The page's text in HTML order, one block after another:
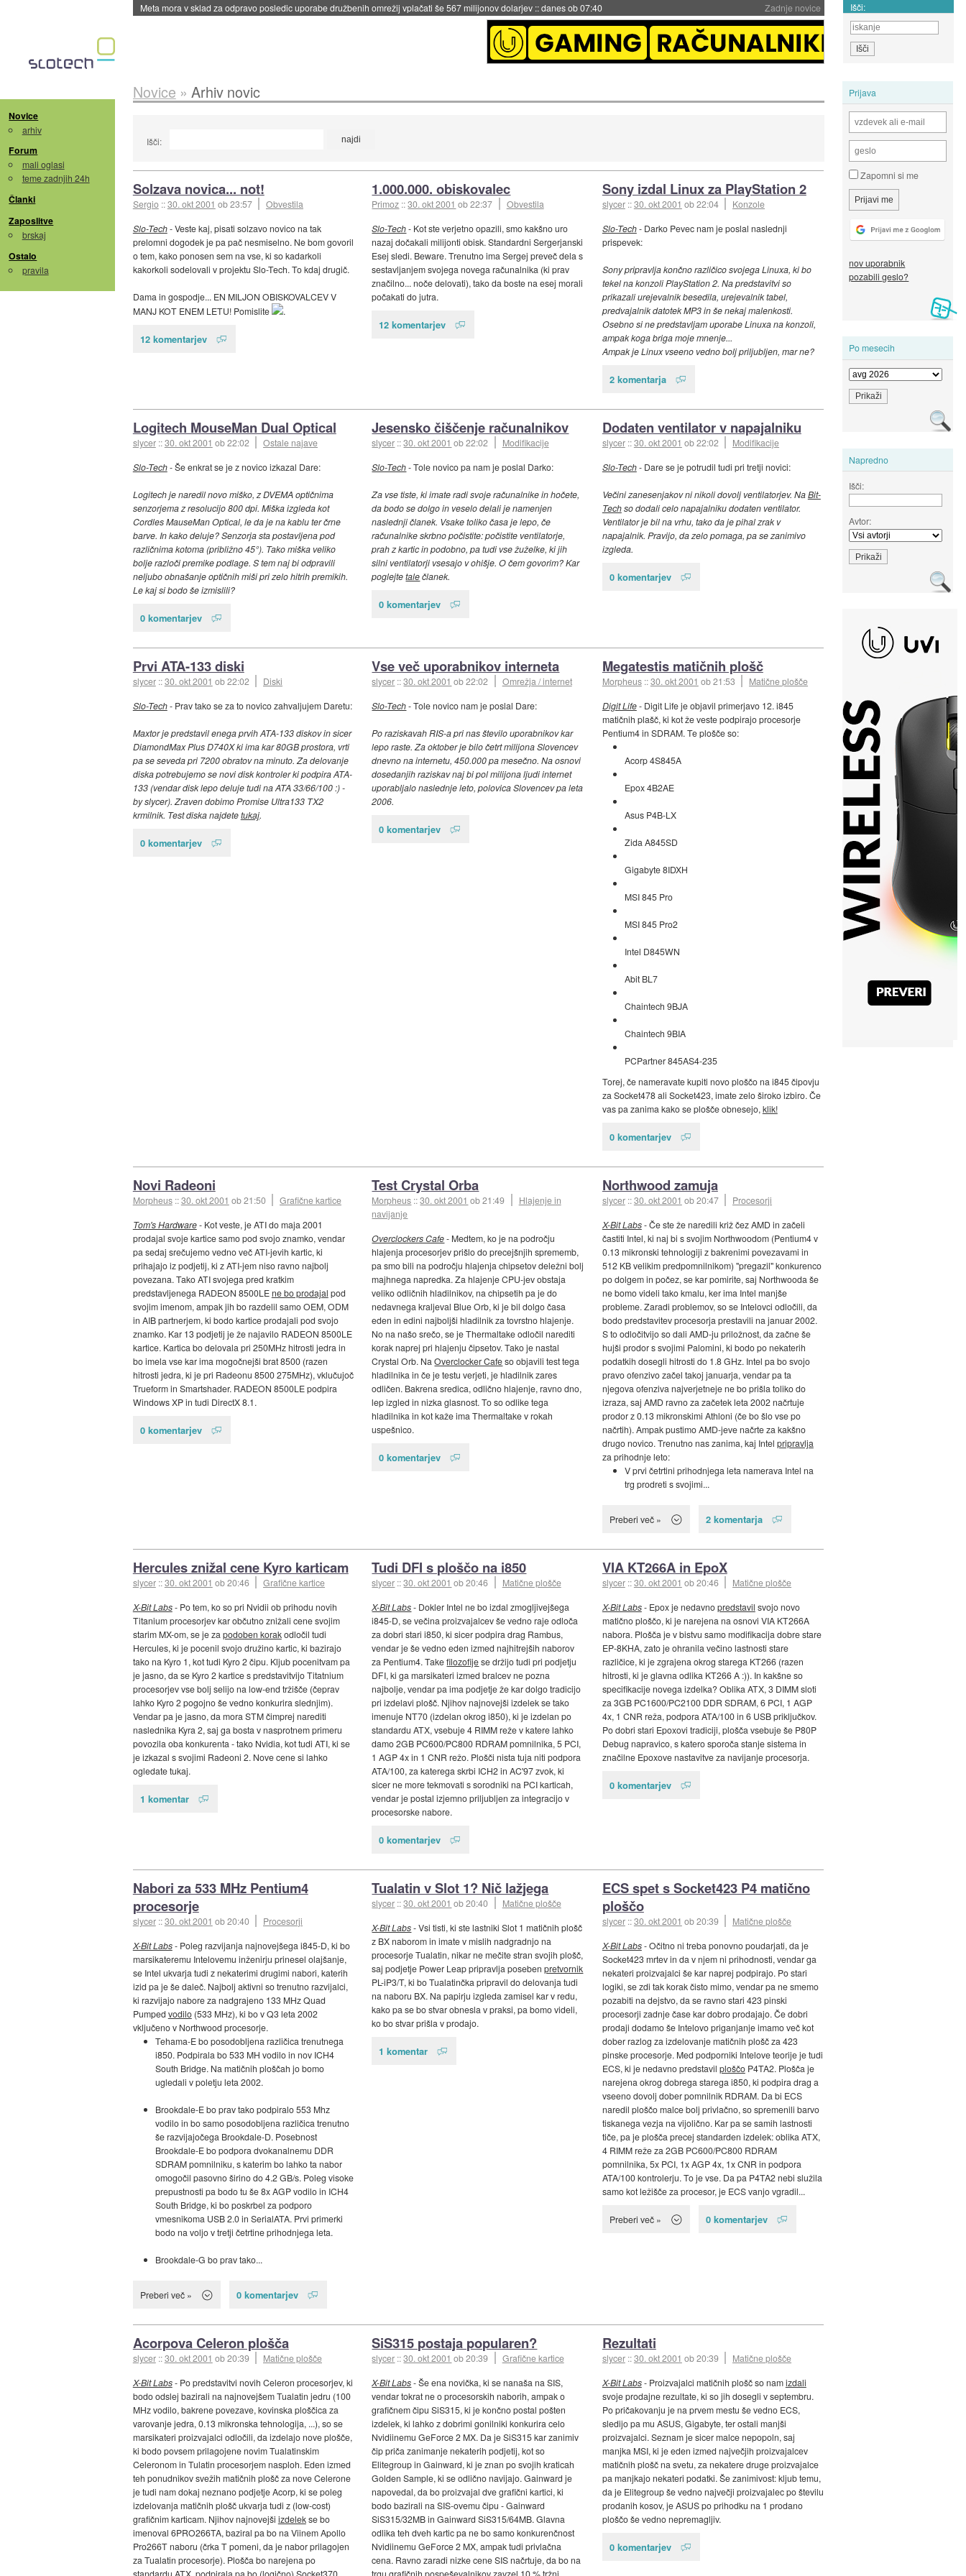
Zadnje novice
Meta mora v sklad za odpravo posledic uporabe družbenih omrežij vplačati še 567 milijonov dolarjev ::danes ob 07:40 Išči:
Novice
arhiv
Forum
mali oglasi
teme zadnjih 24h
Članki
Zaposlitve
brskaj
Ostalo
pravila
Prijava
Zapomni si me
nov uporabnik
pozabili geslo?
Po mesecih
Napredno
Išči:
Avtor:
Novice » Arhiv novic
Išči:
Solzava novica... not!
Sergio ::30. okt 2001 ob 23:57
Obvestila
Slo-Tech- Veste kaj, pisati solzavo novico na tak
prelomni dogodek je pa pač nesmiselno. Ne bom govoril
o tem, kako ponosen sem na vse, ki so kadarkoli
kakorkoli sodelovali v projektu Slo-Tech. To kdaj drugič.
Dama in gospodje... EN MILJON OBISKOVALCEV V
MANJ KOT ENEM LETU! Pomislite
.
12 komentarjev
1.000.000. obiskovalec
Primoz ::30. okt 2001 ob 22:37
Obvestila
Slo-Tech- Kot ste verjetno opazili, smo kakšno uro
nazaj dočakali milijonti obisk. Standardni Sergerjanski
Esej sledi. Beware. Trenutno ima Sergej preveč dela s
sestavljanjem svojega novega računalnika (ki prav
značilno... noče delovati), tako da boste na esej morali
počakati do jutra.
12 komentarjev
Sony izdal Linux za PlayStation 2
slycer ::30. okt 2001 ob 22:04
Konzole
Slo-Tech- Darko Pevec nam je poslal naslednji
prispevek:
Sony pripravlja končno različico svojega Linuxa, ki bo
tekel na konzoli PlayStation 2. Na predstavitvi so
prikazali urejevalnik besedila, urejevalnik tabel,
predvajalnik datotek MP3 in še nekaj malenkosti.
Osebno si ne predstavljam uporabe Linuxa na konzoli,
ampak koga briga moje mnenje...
Ampak je Linux vseeno vedno bolj priljubljen, mar ne?
2 komentarja
Logitech MouseMan Dual Optical
slycer ::30. okt 2001 ob 22:02
Ostale najave
Slo-Tech- Še enkrat se je z novico izkazal Dare:
Logitech je naredil novo miško, z DVEMA optičnima
senzorjema z resolucijo 800 dpi. Miška izgleda kot
Cordles MauseMan Optical, le da je na kablu ter črne
barve. In kako deluje? Senzorja sta postavljena pod
različnima kotoma (približno 45°). Tako miška veliko
bolje razloči premike podlage. S tem naj bi odpravili
neljubo obnašanje optičnih miši pri zelo hitrih premikih.
Le kaj si bodo še izmislili?
0 komentarjev
Jesensko čiščenje računalnikov
slycer ::30. okt 2001 ob 22:02
Modifikacije
Slo-Tech- Tole novico pa nam je poslal Darko:
Za vse tiste, ki imate radi svoje računalnike in hočete,
da bodo se dolgo in veselo delali je namenjen
naslednji članek. Vsake toliko časa je lepo, če
računalnike skrbno počistite: počistite ventilatorje,
prah z kartic in podobno, pa tudi vse žuželke, ki jih
silni ventilatorji vsesajo v ohišje. O čem govorim? Kar
poglejtetalečlanek.
0 komentarjev
Dodaten ventilator v napajalniku
slycer ::30. okt 2001 ob 22:02
Modifikacije
Slo-Tech- Dare se je potrudil tudi pri tretji novici:
Večini zanesenjakov ni nikoli dovolj ventilatorjev. NaBit-
Techso dodali celo napajalniku dodaten ventilator.
Ventilator je bil na vrhu, tako da je pihal zrak v
napajalnik. Pravijo, da zelo pomaga, pa se zanimivo
izgleda.
0 komentarjev
Prvi ATA-133 diski
slycer ::30. okt 2001 ob 22:02
Diski
Slo-Tech- Prav tako se za to novico zahvaljujem Daretu:
Maxtor je predstavil enega prvih ATA-133 diskov in sicer
DiamondMax Plus D740X ki ima kar 80GB prostora, vrti
pa se seveda pri 7200 obratov na minuto. Za delovanje
diska potrebujemo se novi disk kontroler ki podpira ATA-
133 (vendar disk lepo deluje tudi na ATA 33/66/100 :) -
by slycer). Zraven dobimo Promise Ultra133 TX2
krmilnik. Test diska najdetetukaj.
0 komentarjev
Vse več uporabnikov interneta
slycer ::30. okt 2001 ob 22:02
Omrežja / internet
Slo-Tech- Tole novico nam je poslal Dare:
Po raziskavah RIS-a pri nas število uporabnikov kar
lepo raste. Za oktober je bilo četrt milijona Slovencev
dnevno na internetu, 450.000 pa mesečno. Na osnovi
dosedanjih raziskav naj bi pol milijona ljudi internet
uporabljalo naslednje leto, polovica Slovencev pa leta
2006.
0 komentarjev
Megatestis matičnih plošč
Morpheus ::30. okt 2001 ob 21:53
Matične plošče
Digit Life- Digit Life je objavil primerjavo 12. i845
matičnih plašč, ki kot že veste podpirajo procesorje
Pentium4 in SDRAM. Te plošče so:
Acorp 4S845A
Epox 4B2AE
Asus P4B-LX
Zida A845SD
Gigabyte 8IDXH
MSI 845 Pro
MSI 845 Pro2
Intel D845WN
Abit BL7
Chaintech 9BJA
Chaintech 9BIA
PCPartner 845AS4-235
Torej, če nameravate kupiti novo ploščo na i845 čipovju
za Socket478 ali Socket423, imate zelo široko izbiro. Če
vas pa zanima kako se plošče obnesejo, klik!
0 komentarjev
Novi Radeoni
Morpheus ::30. okt 2001 ob 21:50
Grafične kartice
Tom's Hardware- Kot veste, je ATI do maja 2001
prodajal svoje kartice samo pod svojo znamko, vendar
pa sedaj srečujemo vedno več ATI-jevih kartic, ki
prihajajo iz podjetij, ki z ATI-jem niso ravno najbolj
povezana. Tako ATI svojega pred kratkim
predstavljenega RADEON 8500LEne bo prodajal pod
svojim imenom, ampak jih bo razdelil samo OEM, ODM
in AIB partnerjem, ki bodo kartice prodajali pod svojo
znamko. Kar 13 podjetij je že najavilo RADEON 8500LE
kartice. Kartica bo delovala pri 250MHz hitrosti jedra in
bo imela vse kar ima mogočnejši brat 8500 (razen
hitrosti jedra, ki je pri Radeonu 8500 275MHz), vklučujoč
Trueform in Smartshader. RADEON 8500LE podpira
Windows XP in tudi DirectX 8.1.
0 komentarjev
Test Crystal Orba
Morpheus ::30. okt 2001 ob 21:49
Hlajenje in
navijanje
Overclockers Cafe- Medtem, ko je na področju
hlajenja procesorjev prišlo do precejšnjih sprememb,
pa smo bili na področju hlajenja chipsetov deležni bolj
majhnega napredka. Za hlajenje CPU-jev obstaja
veliko odličnih hladilnikov, na chipsetih pa je do
nedavnega kraljeval Blue Orb, ki je bil dolgo časa
eden in edini najboljši hladilnik za tovrstno hlajenje.
No na našo srečo, se je Thermaltake odločil narediti
korak naprej pri hlajenju čipsetov. Tako je nastal
Crystal Orb. NaOverclocker Cafeso objavili test tega
hladilnika in če je testu verjeti, je hladilnik zares
odličen. Bakrena sredica, odlično hlajenje, ravno dno,
lep izgled in nizka glasnost. To so odlike tega
hladilnika in kot kaže ima Thermaltake v rokah
uspešnico.
0 komentarjev
Northwood zamuja
slycer ::30. okt 2001 ob 20:47
Procesorji
X-Bit Labs- Če ste že naredili križ čez AMD in začeli
častiti Intel, ki naj bi s svojim Northwoodom (Pentium4 v
0.13 mikronski tehnologiji z bakrenimi povezavami in
512 KB velikim predpomnilnikom) "pregazil" konkurenco
po dolgem in počez, se kar pomirite, saj Northwooda še
ne bomo videli tako kmalu, ker ima Intel manjše
probleme. Zaradi problemov, so se Intelovci odločili, da
bodo predstavitev procesorja prestavili na januar 2002.
S to odločitvijo so dali AMD-ju priložnost, da začne še
hujši prodor s svojimi Palomini, ki bodo po nekaterih
podatkih dosegli hitrosti do 1.8 GHz. Intel pa bo svojo
pravo ofenzivo začel takoj januarja, vendar pa ta
njegova ofenziva najverjetneje ne bo prišla toliko do
izraza, saj AMD ravno za začetek leta 2002 načrtuje
prodor z 0.13 mikronskimi Athloni (če bo šlo vse po
načrtih). Ampak pustimo AMD-jeve načrte za kakšno
drugo novico. Trenutno nas zanima, kaj Intel pripravlja
za prihodnje leto:
V prvi četrtini prihodnjega leta namerava Intel na
trg prodreti s svojimi...
Preberi več » 2 komentarja
Hercules znižal cene Kyro karticam
slycer ::30. okt 2001 ob 20:46
Grafične kartice
X-Bit Labs- Po tem, ko so pri Nvidii ob prihodu novih
Titanium procesorjev kar občutno znižali cene svojim
starim MX-om, se je za podoben korakodločil tudi
Hercules, ki je pocenil svojo družino kartic, ki bazirajo
tako na Kyro 1, kot tudi Kyro 2 čipu. Kljub pocenitvam pa
je jasno, da se Kyro 2 kartice s predstavitvijo Titatnium
procesorjev vse bolj selijo na low-end tržišče (čeprav
lahko Kyro 2 pogojno še vedno konkurira slednjim).
Vendar pa je jasno, da mora STM čimprej narediti
naslednika Kyra 2, saj ga bosta v nasprotnem primeru
povozila oba konkurenta - tako Nvidia, kot tudi ATI, ki se
je izkazal s svojimi Radeoni 2. Nove cene si lahko
ogledate tukaj.
1 komentar
Tudi DFI s ploščo na i850
slycer ::30. okt 2001 ob 20:46
Matične plošče
X-Bit Labs- Dokler Intel ne bo izdal zmogljivejšega
i845-D, se večina proizvajalcev še vedno raje odloča
za dobri stari i850, ki sicer podpira drag Rambus,
vendar je še vedno eden izmed najhitrejših naborov
za Pentium4. Takefilozofijese držijo tudi pri podjetju
DFI, ki ga marsikateri izmed bralcev ne pozna
najbolje, vendar pa ima podjetje že kar dolgo tradicijo
pri izdelavi plošč. Njihov najnovejši izdelek se tako
imenuje NT70 (izdelan okrog i850), ki je izdelan po
standardu ATX, vsebuje 4 RIMM reže v katere lahko
damo 2GB PC600/PC800 RDRAM pomnilnika, 5 PCI,
1 AGP 4x in 1 CNR režo. Plošči nista tuja niti podpora
ATA/100, za katerega skrbi ICH2 in AC'97 zvok, ki
sicer ne more tekmovati s sorodniki na PCI karticah,
vendar je postal izjemno priljubljen za integracijo v
procesorske nabore.
0 komentarjev
VIA KT266A in EpoX
slycer ::30. okt 2001 ob 20:46
Matične plošče
X-Bit Labs- Epox je nedavnopredstavil svojo novo
matično ploščo, ki je narejena na osnovi VIA KT266A
nabora. Plošča je v bistvu samo modifikacija dobre stare
EP-8KHA, zato je ohranila večino lastnosti stare
različice, ki je zgrajena okrog starega KT266 (razen
hitrosti, ki je glavna odlika KT266 A :)). In kakšne so
specifikacije novega izdelka? Oblika ATX, 3 DIMM sloti
za 3GB PC1600/PC2100 DDR SDRAM, 6 PCI, 1 AGP
4x, 1 CNR reža, podpora ATA/100 in 6 USB priključkov.
Po dobri stari Epoxovi tradiciji, plošča vsebuje še P80P
Debug napravico, s katero sporoča stanje sistema in
značilne Epoxove nastavitve za navijanje procesorja.
0 komentarjev
Nabori za 533 MHz Pentium4
procesorje
slycer ::30. okt 2001 ob 20:40
Procesorji
X-Bit Labs- Poleg razvijanja najnovejšega i845-D, ki bo
marsikateremu Intelovemu inženirju prinesel olajšanje,
se Intel ukvarja tudi z nekaterimi drugimi nabori, katerih
izid pa je še daleč. Najbolj aktivni so trenutno razvijalci,
ki razvijajo nabore za nadgrajeno 133 MHz Quad
Pumped vodilo(533 MHz), ki bo v Q3 leta 2002
vključeno v Northwood procesorje.
Tehama-E bo posodobljena različica trenutnega
i850. Podpirala bo 533 MH vodilo in nov ICH4
South Bridge. Na matičnih ploščah jo bomo
ugledali v poletju leta 2002.
Brookdale-E bo prav tako podpiralo 553 Mhz
vodilo in bo samo posodobljena različica trenutno
še razvijajočega Brookdale-D. Posebnost
Brookdale-E bo podpora dvokanalnemu DDR
SDRAM pomnilniku, s katerim bo lahko ta nabor
omogočil pasovno širino do 4.2 GB/s. Poleg visoke
prepustnosti pa bodo tu še 8x AGP vodilo in ICH4
South Bridge, ki bo poskrbel za podporo
vmesnikoma USB 2.0 in SerialATA. Prvi primerki
bodo na voljo v tretji četrtine prihodnjega leta.
Brookdale-G bo prav tako...
Preberi več » 0 komentarjev
Tualatin v Slot 1? Nič lažjega
slycer ::30. okt 2001 ob 20:40
Matične plošče
X-Bit Labs- Vsi tisti, ki ste lastniki Slot 1 matičnih plošč
z BX naborom in imate v mislih nadgradnjo na
procesorje Tualatin, nikar ne mečite stran svojih plošč,
saj podjetje Power Leap pripravlja posebenpretvornik
PL-iP3/T, ki bo Tualatinčka pripravil do delovanja tudi
na naboru BX. Na papirju izgleda zamisel kar v redu,
kako pa se bo stvar obnesla v praksi, pa bomo videli,
ko bo stvar prišla v prodajo.
1 komentar
ECS spet s Socket423 P4 matično
ploščo
slycer ::30. okt 2001 ob 20:39
Matične plošče
X-Bit Labs- Očitno ni treba ponovno poudarjati, da je
Socket423 mrtev in da v njem ni prihodnosti, vendar ga
nekateri proizvajalci še kar naprej podpirajo. Po stari
logiki, se zdi tak korak čisto mimo, vendar pa ne smemo
pozabiti na dejstvo, da se ravno stari 423 pinski
procesorji zadnje čase kar dobro prodajajo. Če dobri
prodaji dodamo še Intelovo priganjanje imamo več kot
dober razlog za izdelovanje matičnih plošč za 423
pinske procesorje. Med podporniki Intelove teorije je tudi
ECS, ki je nedavno predstavil ploščoP4TA2. Plošča je
narejena okrog dobrega starega i850, ki podpira drag a
vseeno dovolj dober pomnilnik RDRAM. Da bi ECS
naredil ploščo malce bolj privlačno, so spremenili barvo
tiskanega vezja na vijolično. Kar pa se samih lastnosti
tiče, pa je plošča precej standarden izdelek: oblika ATX,
4 RIMM reže za 2GB PC600/PC800 RDRAM
pomnilnika, 5x PCI, 1x AGP 4x, 1x CNR in podpora
ATA/100 kontrolerju. To je vse. Da pa P4TA2 nebi služila
samo kot ležišče za procesor, je ECS vanjo vgradil...
Preberi več » 0 komentarjev
Acorpova Celeron plošča
slycer ::30. okt 2001 ob 20:39
Matične plošče
X-Bit Labs- Po predstavitvi novih Celeron procesorjev, ki
bodo odslej bazirali na najnovejšem Tualatin jedru (100
MHz vodilo, bakrene povezave, kovinska ploščica za
varovanje jedra, 0.13 mikronska tehnologija, ...), so se
marsikateri proizvajalci odločili, da izdelajo nove plošče,
ki bodo povsem prilagojene novim Tualatinskim
Celeronom in Tulatin procesorjem nasploh. Eden izmed
teh ponudnikov svežih matičnih plošč za nove Celerone
je tudi nam dokaj neznano podjetje Acorp, ki se poleg
izdelovanja matičnih plošč ukvarja tudi z (low-cost)
grafičnim karticam. Njihov najnovejši izdelekse bo
imenoval 6PRO266TA, baziral pa bo na Viinem Apollo
Pro266T naboru (črka T pomeni, da je nabor prilagojen
za Tualatin procesorje). Plošča bo narejena po
standardu ATX, podpirala pa bo (logično) Socket370
SiS315 postaja popularen?
slycer ::30. okt 2001 ob 20:39
Grafične kartice
X-Bit Labs- Še ena novička, ki se nanaša na SIS,
vendar tokrat ne o procesorskih naborih, ampak o
grafičnem čipu SiS315, ki je končno postal pošten
izdelek, ki lahko z dobrimi gonilniki konkurira celo
Nvidiinemu GeForce 2 MX. Da je SiS315 kar zanimiv
čip priča zanimanje nekaterih podjetij, kot so
Elitegroup in Gainward, ki je znan po svojih kraticah
Golden Sample, ki se odlično navijajo. Gainward je
napovedal, da bo proizvajal dve grafični kartici, ki
bodo bazirali na SIS-ovemu čipu - Gainward
SiS315/32MB in Gainward SiS315/64MB. Glavna
odlika teh dveh kartic pa ne bo samo konkurenčnost
Nvidiinemu GeForce 2 MX, ampak tudi privlačna
cena. Ravno zaradi nizke cene SIS načrtuje, da bo na
trgu grafičnih pospeševalnikovzavzel 10 % tržni
Rezultati
slycer ::30. okt 2001 ob 20:39
Matične plošče
X-Bit Labs- Proizvajalci matičnih plošč so namizdali
svoje prodajne rezultate, ki so jih dosegli v septembru.
Po pričakovanju je na prvem mestu še vedno ECS,
sledijo pa mu ASUS, Gigabyte, ter ostali manjši
proizvajalci. Seznam je sicer malce nepopoln, saj
manjka MSI, ki je eden izmed največjih proizvajalcev
matičnih plošč na svetu, za nekatere druge proizvajalce
pa manjkajo nekateri podatki. Še zanimivost: kljub temu,
da je Elitegroup še vedno največji proizvajalec po številu
prodanih kosov, je ASUS po prihodku na 1 prodano
ploščo še vedno nepremagljiv.
0 komentarjev